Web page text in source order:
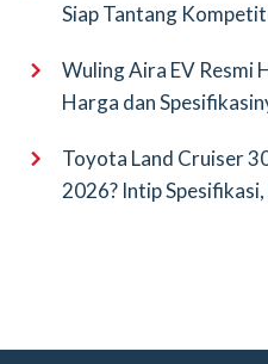
Siap Tantang
Wuling Aira EV Resmi
Harga dan
Toyota Land Cruiser
2026? Intip